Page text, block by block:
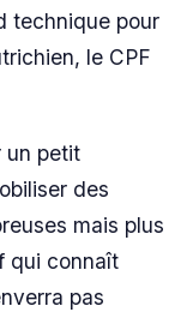
technique pour
le CPF
un petit
des
mais plus
qui connaît
pas